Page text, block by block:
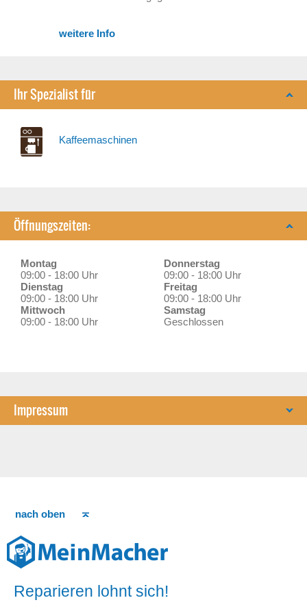
weitere Info
Ihr Spezialist für
Kaffeemaschinen
Öffnungszeiten:
Montag
09:00 - 18:00 Uhr
Dienstag
09:00 - 18:00 Uhr
Mittwoch
09:00 - 18:00 Uhr
Donnerstag
09:00 - 18:00 Uhr
Freitag
09:00 - 18:00 Uhr
Samstag
Geschlossen
Impressum
nach oben
Reparieren lohnt sich!